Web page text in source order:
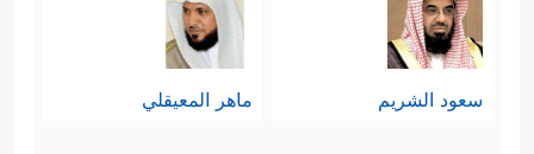
سعود الشريم ماهر المعيقلي